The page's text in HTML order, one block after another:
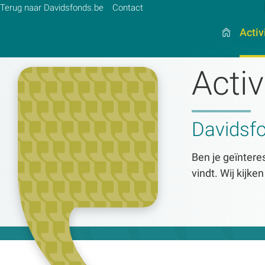
Terug naar Davidsfonds.be Contact
Ben je
vindt. Wij
Zoek: